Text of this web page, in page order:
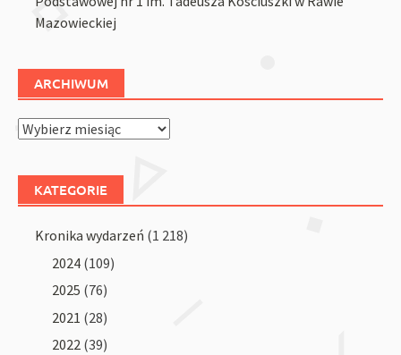
Mazowieckiej
ARCHIWUM
Archiwum
KATEGORIE
Kronika wydarzeń (1 218)
2024 (109)
2025 (76)
2021 (28)
2022 (39)